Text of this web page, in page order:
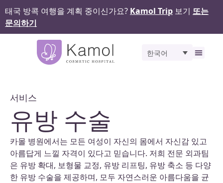
태국 방콕 여행을 계획 중이신가요? Kamol Trip 보기 또는
문의하기
한국어
서비스
유방 수술
카몰 병원에서는 모든 여성이 자신의 몸에서 자신감 있고
아름답게 느낄 자격이 있다고 믿습니다. 저희 전문 외과팀
은 유방 확대, 보형물 교정, 유방 리프팅, 유방 축소 등 다양
한 유방 수술을 제공하며, 모두 자연스러운 아름다움을 균